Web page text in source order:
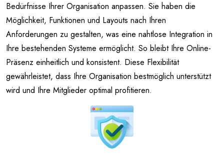
Bedürfnisse Ihrer Organisation anpassen. Sie haben die
Möglichkeit, Funktionen und Layouts nach Ihren
Anforderungen zu gestalten, was eine nahtlose Integration in
Ihre bestehenden Systeme ermöglicht. So bleibt Ihre Online-
Präsenz einheitlich und konsistent. Diese Flexibilität
gewährleistet, dass Ihre Organisation bestmöglich unterstützt
wird und Ihre Mitglieder optimal profitieren.